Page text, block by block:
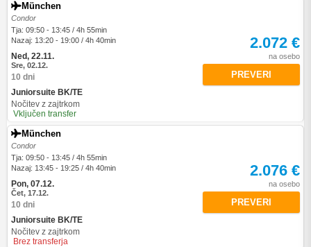
München
Condor
Tja: 09:50 - 13:45 / 4h 55min
Nazaj: 13:20 - 19:00 / 4h 40min
Ned, 22.11.
Sre, 02.12.
10 dni
Juniorsuite BK/TE
Nočitev z zajtrkom
Vključen transfer
2.072 €
na osebo
PREVERI
München
Condor
Tja: 09:50 - 13:45 / 4h 55min
Nazaj: 13:45 - 19:25 / 4h 40min
Pon, 07.12.
Čet, 17.12.
10 dni
Juniorsuite BK/TE
Nočitev z zajtrkom
Brez transferja
2.076 €
na osebo
PREVERI